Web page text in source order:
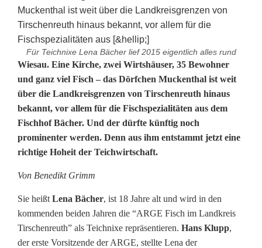
Für Teichnixe Lena Bächer lief 2015 eigentlich alles rund
N
e
u
e
T
e
i
c
h
Wiesau. Eine Kirche, zwei Wirtshäuser, 35 Bewohner
und ganz viel Fisch – das Dörfchen Muckenthal ist weit
über die Landkreisgrenzen von Tirschenreuth hinaus
bekannt, vor allem für die Fischspezialitäten aus dem
Fischhof Bächer. Und der dürfte künftig noch
prominenter werden. Denn aus ihm entstammt jetzt eine
richtige Hoheit der Teichwirtschaft.
Von Benedikt Grimm
Sie heißt Lena Bächer, ist 18 Jahre alt und wird in den
kommenden beiden Jahren die “ARGE Fisch im Landkreis
Tirschenreuth” als Teichnixe repräsentieren. Hans Klupp,
der erste Vorsitzende der ARGE, stellte Lena der